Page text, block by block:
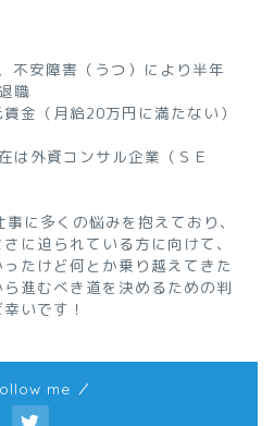
不安障害（うつ）により半年
職
金（月給20万円に満たない）
は外資コンサル企業（ＳＥ
に多くの悩みを抱えており、
に迫られている方に向けて、
たけど何とか乗り越えてきた
進むべき道を決めるための判
いです！
me ／